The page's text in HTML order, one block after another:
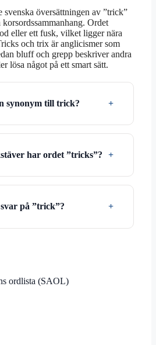
svenska översättningen av ”trick”
Ordet
eller ett fusk, vilket ligger nära
och trix är anglicismer som
bluff och grepp beskriver andra
lösa något på ett smart sätt.
synonym till trick?
har ordet ”tricks”?
på ”trick”?
ordlista (SAOL)